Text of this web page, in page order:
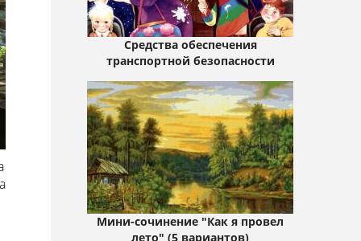
Средства обеспечения
транспортной безопасности
Мини-сочинение "Как я провел
лето" (5 вариантов)